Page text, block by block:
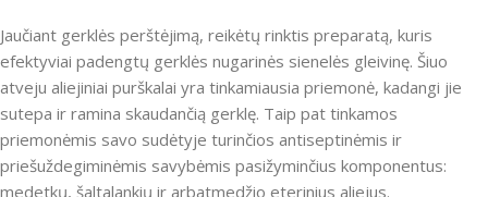
Jaučiant gerklės perštėjimą, reikėtų rinktis preparatą, kuris
efektyviai padengtų gerklės nugarinės sienelės gleivinę. Šiuo
atveju aliejiniai purškalai yra tinkamiausia priemonė, kadangi jie
sutepa ir ramina skaudančią gerklę. Taip pat tinkamos
priemonėmis savo sudėtyje turinčios antiseptinėmis ir
priešuždegiminėmis savybėmis pasižyminčius komponentus:
medetkų, šaltalankių ir arbatmedžio eterinius aliejus.